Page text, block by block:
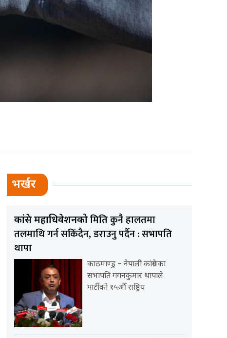
भर्खर
कांग्रेस महाधिवेशनकोमिति कुनै हालतमा
तलमाथि गर्न सकिँदैन, डराउनु पर्दैन : सभापति
थापा
काठमाण्डु – नेपाली कांग्रेसका
सभापति गगनकुमार थापाले
पार्टीको १५औँ राष्ट्रिय